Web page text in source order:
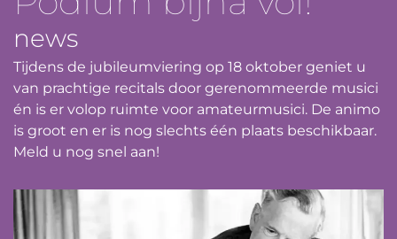
news
Tijdens de jubileumviering op 18 oktober geniet u
van prachtige recitals door gerenommeerde musici
én is er volop ruimte voor amateurmusici. De animo
is groot en er is nog slechts één plaats beschikbaar.
Meld u nog snel aan!